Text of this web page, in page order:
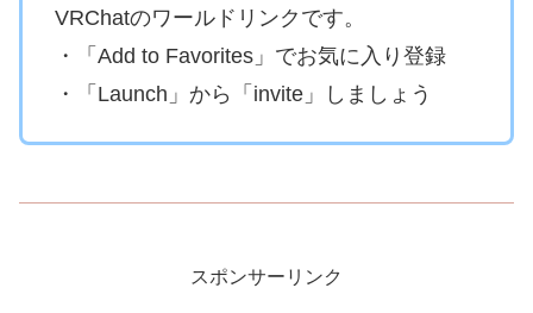
VRChatのワールドリンクです。
・「Add to Favorites」でお気に入り登録
・「Launch」から「invite」しましょう
スポンサーリンク